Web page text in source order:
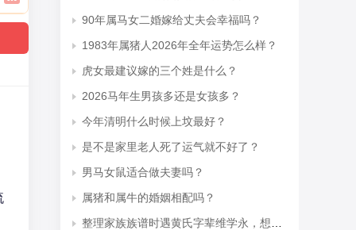
90年属马女二婚嫁给丈夫会幸福吗？
1983年属猪人2026年全年运势怎么样？
虎女最建议嫁的三个姓是什么？
2026马年生男孩多还是女孩多？
今年清明什么时候上坟最好？
是不是家里老人死了运气就不好了？
男马女鼠适合做夫妻吗？
属猪和属牛的婚姻相配吗？
整理家族族谱时遇黄氏字辈维学永，想知道后续接续的是什么字辈？